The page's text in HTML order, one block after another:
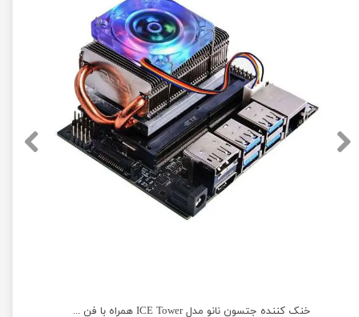
خنک کننده جتسون نانو مدل ICE Tower همراه با فن PWM